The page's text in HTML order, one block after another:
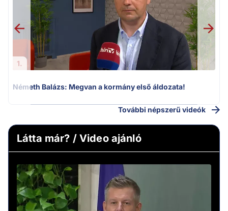
1.
Németh Balázs: Megvan a kormány első áldozata!
További népszerű videók
Látta már? / Video ajánló